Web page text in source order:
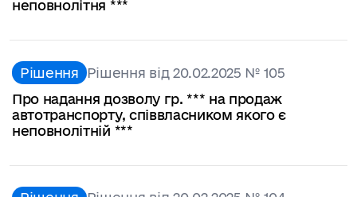
неповнолітня ***
Рішення Рішення від 20.02.2025 № 105
Про надання дозволу гр. *** на продаж
автотранспорту, співвласником якого є
неповнолітній ***